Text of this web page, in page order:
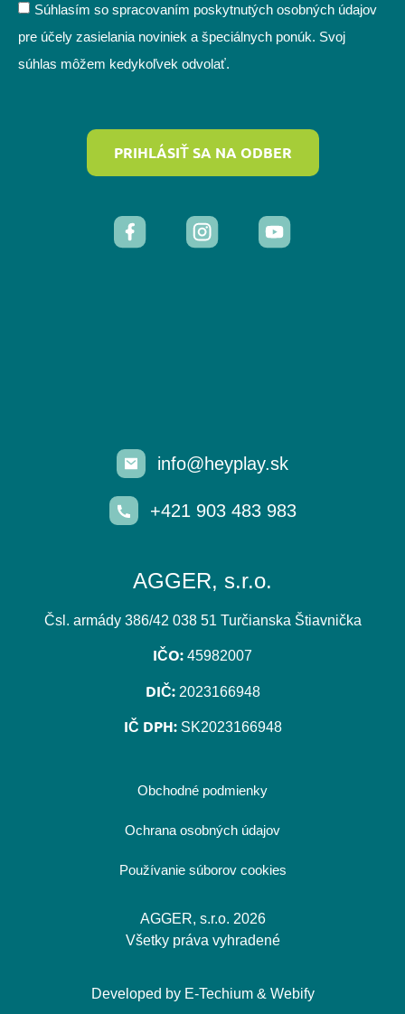
info@heyplay.sk
+421 903 483 983
AGGER, s.r.o.
Čsl. armády 386/42 038 51 Turčianska Štiavnička
IČO: 45982007
DIČ: 2023166948
IČ DPH: SK2023166948
Súhlasím so spracovaním poskytnutých osobných údajov
pre účely zasielania noviniek a špeciálnych ponúk. Svoj
súhlas môžem kedykoľvek odvolať.
PRIHLÁSIŤ SA NA ODBER
Obchodné podmienky
Ochrana osobných údajov
Používanie súborov cookies
AGGER, s.r.o. 2026
Všetky práva vyhradené
Developed by E-Techium& Webify